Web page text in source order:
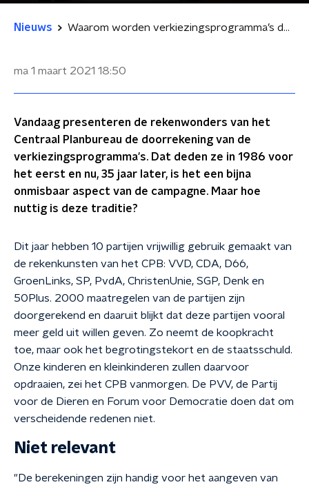
Nieuws Waarom worden verkiezingsprogramma’s doorgerekend? 'Er wordt geflaneerd met kleine voordelen, die niet in de buurt van relevantie komen'
ma 1 maart 2021 18:50
Vandaag presenteren de rekenwonders van het
Centraal Planbureau de doorrekening van de
verkiezingsprogramma's. Dat deden ze in 1986 voor
het eerst en nu, 35 jaar later, is het een bijna
onmisbaar aspect van de campagne. Maar hoe
nuttig is deze traditie?
Dit jaar hebben 10 partijen vrijwillig gebruik gemaakt van
de rekenkunsten van het CPB: VVD, CDA, D66,
GroenLinks, SP, PvdA, ChristenUnie, SGP, Denk en
50Plus. 2000 maatregelen van de partijen zijn
doorgerekend en daaruit blijkt dat deze partijen vooral
meer geld uit willen geven. Zo neemt de koopkracht
toe, maar ook het begrotingstekort en de staatsschuld.
Onze kinderen en kleinkinderen zullen daarvoor
opdraaien, zei het CPB vanmorgen. De PVV, de Partij
voor de Dieren en Forum voor Democratie doen dat om
verscheidende redenen niet.
Niet relevant
"De berekeningen zijn handig voor het aangeven van